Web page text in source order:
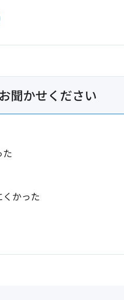
聞かせください
た
かった